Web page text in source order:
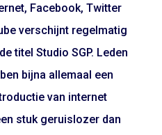
Facebook, Twitter
verschijnt regelmatig
titel Studio SGP. Leden
bijna allemaal een
van internet
stuk geruislozer dan